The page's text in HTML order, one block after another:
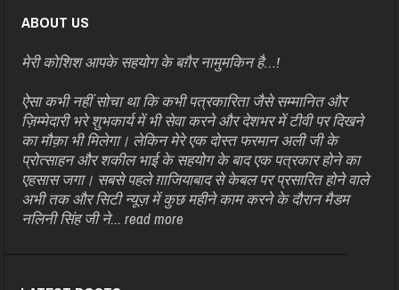
ABOUT US
मेरी कोशिश आपके सहयोग के बग़ैर नामुमकिन है…!
ऐसा कभी नहीं सोचा था कि कभी पत्रकारिता जैसे सम्मानित और
ज़िम्मेदारी भरे शुभकार्य में भी सेवा करने और देशभर में टीवी पर दिखने
का मौक़ा भी मिलेगा। लेकिन मेरे एक दोस्त फरमान अली जी के
प्रोत्साहन और शकील भाई के सहयोग के बाद एक पत्रकार होने का
एहसास जगा। सबसे पहले ग़ाजियाबाद से केबल पर प्रसारित होने वाले
अभी तक और सिटी न्यूज़ में कुछ महीने काम करने के दौरान मैडम
नलिनी सिंह जी ने...read more